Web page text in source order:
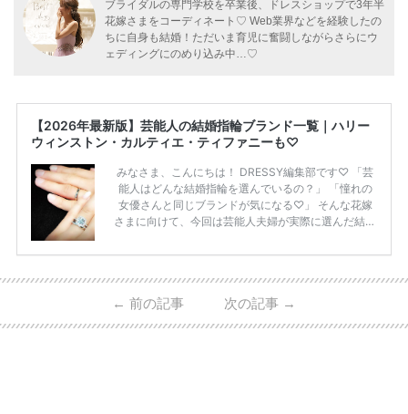
ブライダルの専門学校を卒業後、ドレスショップで3年半
花嫁さまをコーディネート♡ Web業界などを経験したの
ちに自身も結婚！ただいま育児に奮闘しながらさらにウ
ェディングにのめり込み中…♡
【2026年最新版】芸能人の結婚指輪ブランド一覧｜ハリー
ウィンストン・カルティエ・ティファニーも♡
みなさま、こんにちは！ DRESSY編集部です♡ 「芸
能人はどんな結婚指輪を選んでいるの？」 「憧れの
女優さんと同じブランドが気になる♡」 そんな花嫁
さまに向けて、今回は芸能人夫婦が実際に選んだ結婚
ーウィンストンやカルティエ、ティファニーなど世界
日本で人気のブランドまで幅広くご紹介。 さらに、
・愛用している芸能人夫婦 ・リングの特徴や魅力 ・
← 前の記事 次の記事 →